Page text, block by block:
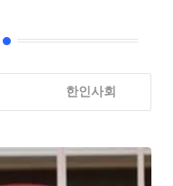
한인사회